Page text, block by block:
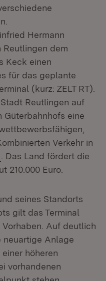
Hermann
Reutlingen dem
Keck einen
für das geplante
(kurz: ZELT RT).
Reutlingen auf
Güterbahnhofs eine
Verkehr in
(Öffnet in neuem Fenster)
. Das Land fördert die
210.000 Euro.
seines Standorts
gilt das Terminal
Auf deutlich
neuartige Anlage
höheren
vorhandenen